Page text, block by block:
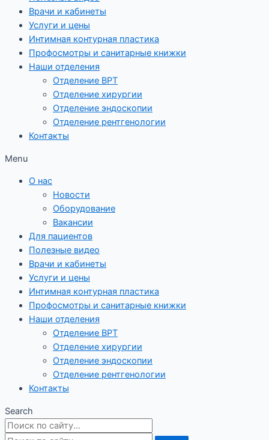
Врачи и кабинеты
Услуги и цены
Интимная контурная пластика
Профосмотры и санитарные книжки
Наши отделения
Отделение ВРТ
Отделение хирургии
Отделение эндоскопии
Отделение рентгенологии
Контакты
Menu
О нас
Новости
Оборудование
Вакансии
Для пациентов
Полезные видео
Врачи и кабинеты
Услуги и цены
Интимная контурная пластика
Профосмотры и санитарные книжки
Наши отделения
Отделение ВРТ
Отделение хирургии
Отделение эндоскопии
Отделение рентгенологии
Контакты
Search